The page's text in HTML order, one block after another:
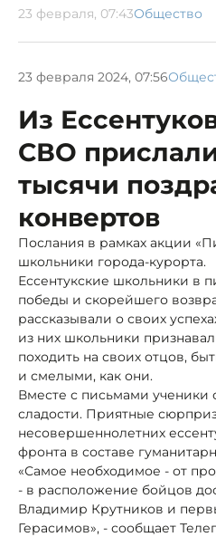
23 февраля, 07:43Общество
23 февраля 2024, 07:56
Из
СВО
тысячи
конвертов
Послания в рамках акции
школьники города-курорта.
Ессентукские школьники в
победы и скорейшего
рассказывали о своих
из них школьники
походить на своих отцов,
и смелыми, как они.
Вместе с письмами ученики
сладости. Приятные
несовершеннолетних
фронта в составе
«Самое необходимое - от
- в расположение бойцов
Владимир Крутников и
Герасимов», - сообщает